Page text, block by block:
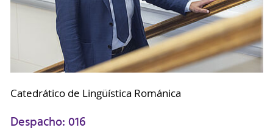
Catedrático de Lingüística Románica
Despacho: 016